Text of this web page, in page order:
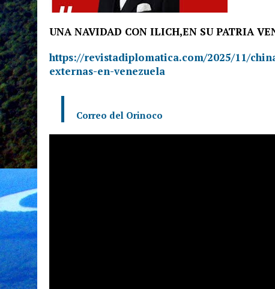
UNA NAVIDAD CON ILICH,EN SU PATRIA
https://revistadiplomatica.com/2025/11/
externas-en-venezuela
Correo del Orinoco